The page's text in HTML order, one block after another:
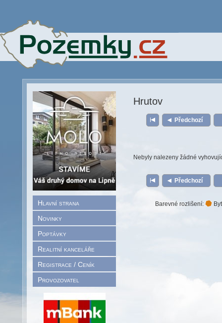
Hlavní strana
Novinky
Poptávky
Realitní kanceláře
Registrace / Ceník
Provozovatel
Hrutov
Předchozí
Nebyly nalezeny žádné
Předchozí
Barevné rozlišení: